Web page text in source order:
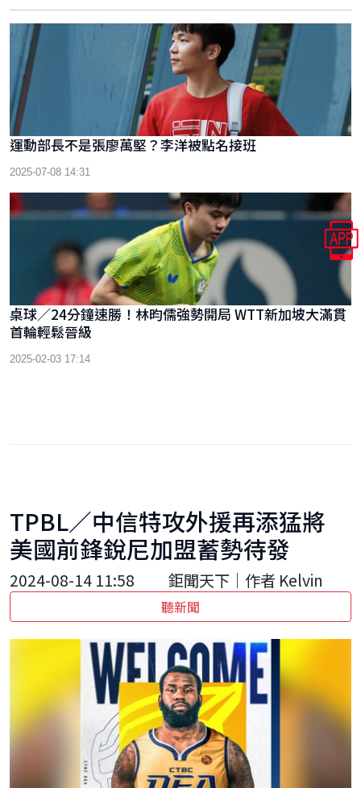
運動部長不是張廖萬堅？李洋被點名接班
2025-07-08 14:31
桌球／24分鐘速勝！林昀儒強勢開局 WTT新加坡大滿貫
首輪輕鬆晉級
2025-02-03 17:14
TPBL／中信特攻外援再添猛將
美國前鋒銳尼加盟蓄勢待發
2024-08-14 11:58 鉅聞天下｜作者 Kelvin
聽新聞